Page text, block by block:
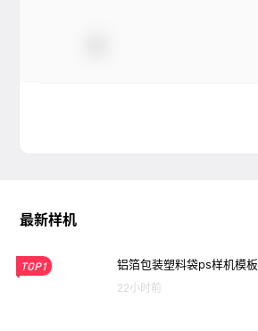
最新样机
TOP1 铝箔包装塑料袋ps样机模板
22小时前